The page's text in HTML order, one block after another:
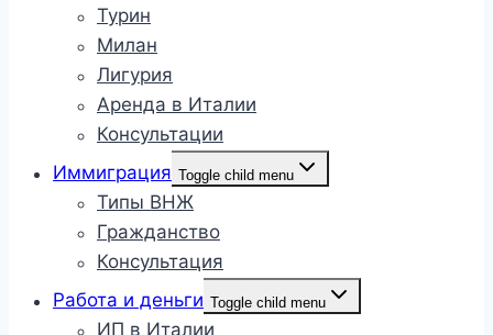
Турин
Милан
Лигурия
Аренда в Италии
Консультации
Иммиграция Toggle child menu
Типы ВНЖ
Гражданство
Консультация
Работа и деньги Toggle child menu
ИП в Италии